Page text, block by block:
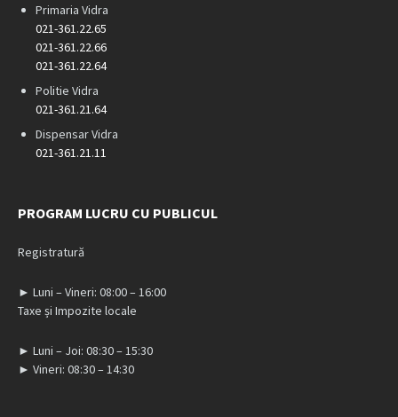
Primaria Vidra
021-361.22.65
021-361.22.66
021-361.22.64
Politie Vidra
021-361.21.64
Dispensar Vidra
021-361.21.11
PROGRAM LUCRU CU PUBLICUL
Registratură
► Luni – Vineri: 08:00 – 16:00
Taxe și Impozite locale
► Luni – Joi: 08:30 – 15:30
► Vineri: 08:30 – 14:30